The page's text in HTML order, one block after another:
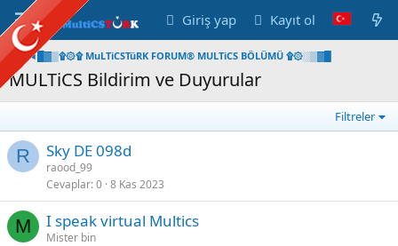
Giriş yap Kayıt ol
◄█▓▒۩۞۩ MuLTiCSTüRK FORUM® MULTiCS BÖLÜMÜ ۩۞░▒▓█
MULTiCS Bildirim ve Duyurular
Filtreler
R Sky DE 098d
raood_99
Cevaplar 0 8 Kas 2023
M I speak virtual Multics
Mister bin